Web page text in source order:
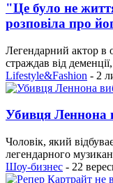
"Це було не
розповіла про
Легендарний актор в
страждав від
Lifestyle&Fashion - 2
Убивця Леннона
Чоловік, який
легендарного
Шоу-бизнес - 22